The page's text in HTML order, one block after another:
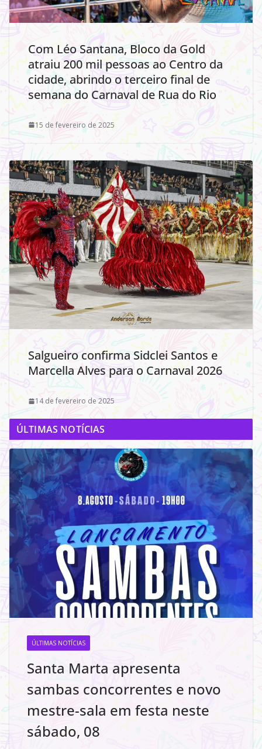
Com Léo Santana, Bloco da Gold
atraiu 200 mil pessoas ao Centro da
cidade, abrindo o terceiro final de
semana do Carnaval de Rua do Rio
15 de fevereiro de 2025
Salgueiro confirma Sidclei Santos e
Marcella Alves para o Carnaval 2026
14 de fevereiro de 2025
ÚLTIMAS NOTÍCIAS
ÚLTIMAS NOTÍCIAS
Santa Marta apresenta
sambas concorrentes e novo
mestre-sala em festa neste
sábado, 08